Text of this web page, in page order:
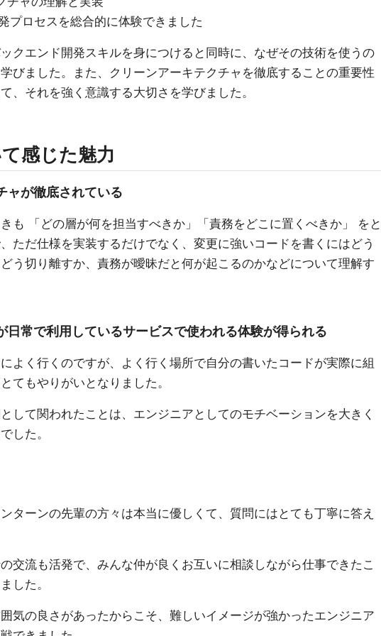
プロセスを総合的に体験できました
クエンド開発スキルを身につけると同時に、なぜその技術を使うの
びました。また、クリーンアーキテクチャを徹底することの重要性
、それを強く意識する大切さを学びました。
感じた魅力
ャが徹底されている
も 「どの層が何を担当すべきか」「責務をどこに置くべきか」 をと
ただ仕様を実装するだけでなく、変更に強いコードを書くにはどう
う切り離すか、責務が曖昧だと何が起こるのかなどについて理解す
日常で利用しているサービスで使われる体験が得られる
よく行くのですが、よく行く場所で自分の書いたコードが実際に組
てもやりがいとなりました。
して関われたことは、エンジニアとしてのモチベーションを大きく
した。
ターンの先輩の方々は本当に優しくて、質問にはとても丁寧に答え
交流も活発で、みんな仲が良くお互いに相談しながら仕事できたこ
した。
気の良さがあったからこそ、難しいイメージが強かったエンジニア